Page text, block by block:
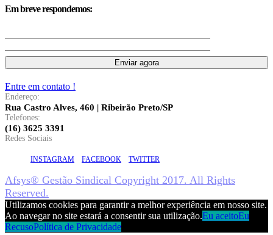
Em breve respondemos:
Entre em contato !
Endereço:
Rua Castro Alves, 460 | Ribeirão Preto/SP
Telefones:
(16) 3625 3391
Redes Sociais
INSTAGRAM FACEBOOK TWITTER
Afsys® Gestão Sindical Copyright 2017. All Rights
Reserved.
Utilizamos cookies para garantir a melhor experiência em nosso site.
Ao navegar no site estará a consentir sua utilização.Eu aceitoEu
RecusoPolítica de Privacidade